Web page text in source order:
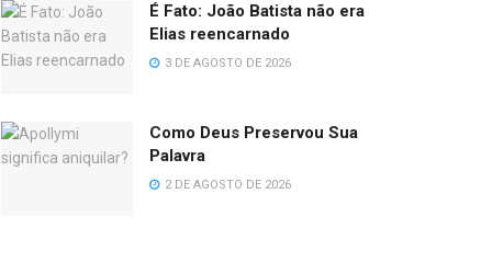
É Fato: João Batista não era
Elias reencarnado
3 DE AGOSTO DE 2026
Como Deus Preservou Sua
Palavra
2 DE AGOSTO DE 2026